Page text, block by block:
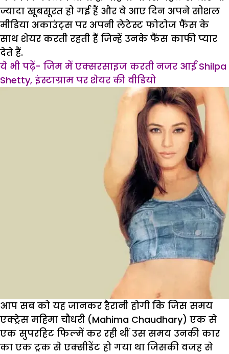
ज्यादा खूबसूरत हो गई हैं और वे आए दिन अपने सोशल
मीडिया अकाउंट्स पर अपनी लेटेस्ट फोटोज फैंस के
साथ शेयर करती रहती हैं जिन्हें उनके फैंस काफी प्यार
देते हैं.
ये भी पढ़ें- जिम में एक्सरसाइज करती नजर आईं Shilpa
Shetty, इंस्टाग्राम पर शेयर की वीडियो
आप सब को यह जानकर हैरानी होगी कि जिस समय
एक्ट्रेस महिमा चौधरी (Mahima Chaudhary) एक से
एक सुपरहिट फिल्में कर रही थीं उस समय उनकी कार
का एक ट्रक से एक्सीडेंट हो गया था जिसकी वजह से